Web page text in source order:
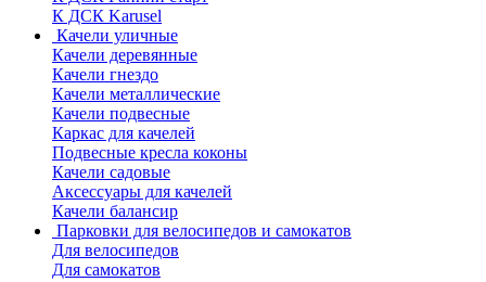
К ДСК Karusel
Качели уличные
Качели деревянные
Качели гнездо
Качели металлические
Качели подвесные
Каркас для качелей
Подвесные кресла коконы
Качели садовые
Аксессуары для качелей
Качели балансир
Парковки для велосипедов и самокатов
Для велосипедов
Для самокатов